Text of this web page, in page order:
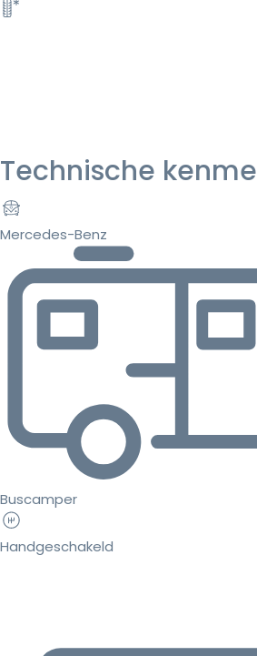
Technische
Mercedes-Benz
Buscamper
Handgeschakeld